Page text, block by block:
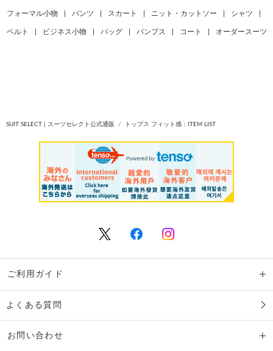
フォーマル小物 パンツ スカート ニット・カットソー シャツ
ベルト ビジネス小物 バッグ パンプス コート オーダースーツ
SUIT SELECT | スーツセレクト公式通販 トップス フィット感：ITEM LIST
ご利用ガイド
よくある質問
お問い合わせ